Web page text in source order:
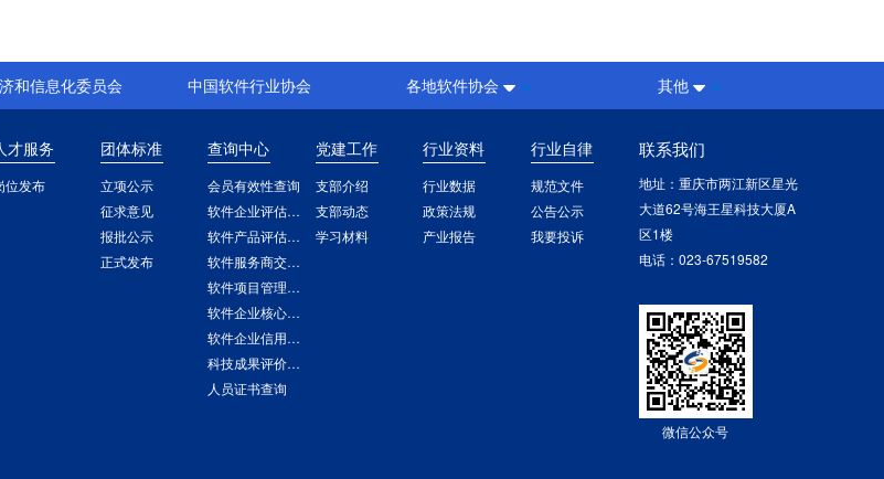
和信息化委员会 中国软件行业协会 各地软件协会 其他
才服务
位发布
团体标准
立项公示
征求意见
报批公示
正式发布
查询中心
会员有效性查询
软件企业评估查询
软件产品评估查询
软件服务商交付能力评估查询
软件项目管理能力评估查询
软件企业核心竞争力评价查询
软件企业信用查询
科技成果评价报告查询
人员证书查询
党建工作
支部介绍
支部动态
学习材料
行业资料
行业数据
政策法规
产业报告
行业自律
规范文件
公告公示
我要投诉
联系我们
地址：重庆市两江新区星光
大道62号海王星科技大厦A
区1楼
电话：023-67519582
微信公众号